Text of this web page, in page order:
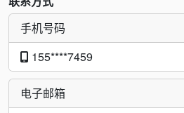
手机号码
155****7459
电子邮箱